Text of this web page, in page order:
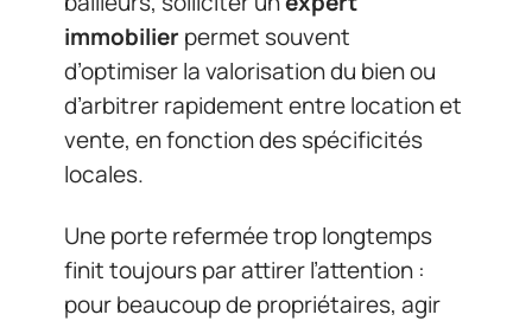
immobilierpermet souvent
d’optimiser la valorisation du bien ou
d’arbitrer rapidement entre location et
vente, en fonction des spécificités
locales.
Une porte refermée trop longtemps
finit toujours par attirer l’attention :
pour beaucoup de propriétaires, agir